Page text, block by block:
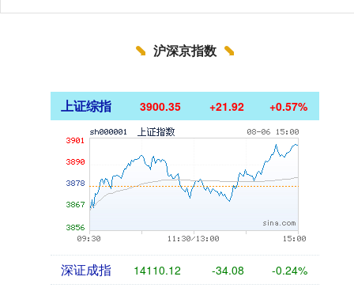
沪深京指数
上证综指 3900.35 +21.92 +0.57%
深证成指 14110.12 -34.08 -0.24%